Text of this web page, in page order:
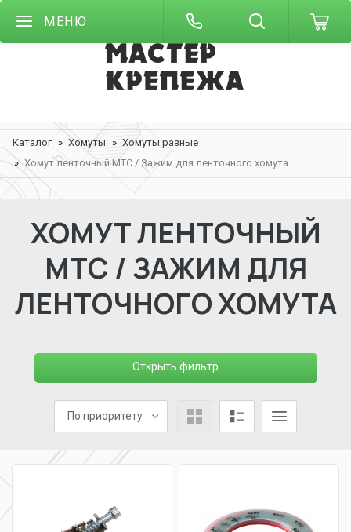
МЕНЮ
Каталог Хомуты
Хомуты разные
Хомут ленточный МТС / Зажим для ленточного хомута
ХОМУТ ЛЕНТОЧНЫЙ
МТС / ЗАЖИМ ДЛЯ
ЛЕНТОЧНОГО ХОМУТА
Открыть фильтр
По приоритету